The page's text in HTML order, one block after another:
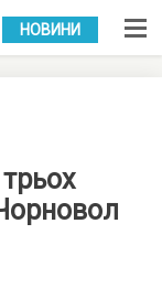
УКР РУС
НОВИНИ